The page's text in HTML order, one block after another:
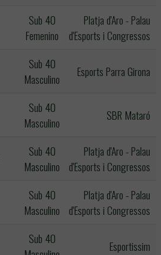
Sub 40
Femenino
Platja d'Aro - Palau
d'Esports i Congressos
Sub 40
Masculino
Esports Parra Girona
Sub 40
Masculino
SBR Mataró
Sub 40
Masculino
Platja d'Aro - Palau
d'Esports i Congressos
Sub 40
Masculino
Platja d'Aro - Palau
d'Esports i Congressos
Sub 40
Esportissim